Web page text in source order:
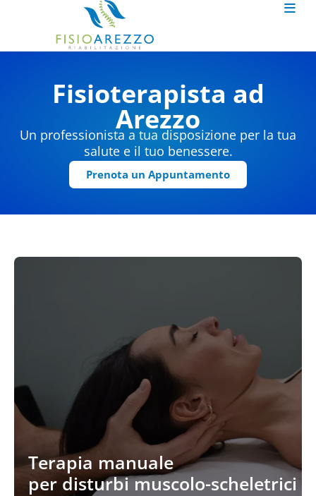
Fisioterapista ad
Arezzo
Un professionista a tua disposizione per la tua
salute e il tuo benessere.
Prenota un Appuntamento
Terapia manuale
per disturbi muscolo-scheletrici